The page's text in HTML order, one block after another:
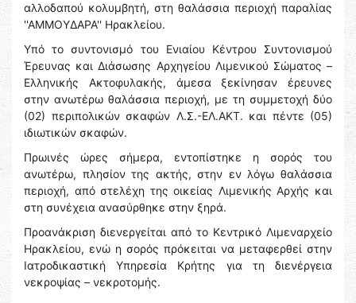
αλλοδαπού κολυμβητή, στη θαλάσσια περιοχή παραλίας
''ΑΜΜΟΥΔΑΡΑ'' Ηρακλείου.
Υπό το συντονισμό του Ενιαίου Κέντρου Συντονισμού
Έρευνας και Διάσωσης Αρχηγείου Λιμενικού Σώματος –
Ελληνικής Ακτοφυλακής, άμεσα ξεκίνησαν έρευνες
στην ανωτέρω θαλάσσια περιοχή, με τη συμμετοχή δύο
(02) περιπολικών σκαφών Λ.Σ.-ΕΛ.ΑΚΤ. και πέντε (05)
ιδιωτικών σκαφών.
Πρωινές ώρες σήμερα, εντοπίστηκε η σορός του
ανωτέρω, πλησίον της ακτής, στην εν λόγω θαλάσσια
περιοχή, από στελέχη της οικείας Λιμενικής Αρχής και
στη συνέχεια ανασύρθηκε στην ξηρά.
Προανάκριση διενεργείται από το Κεντρικό Λιμεναρχείο
Ηρακλείου, ενώ η σορός πρόκειται να μεταφερθεί στην
Ιατροδικαστική Υπηρεσία Κρήτης για τη διενέργεια
νεκροψίας – νεκροτομής.